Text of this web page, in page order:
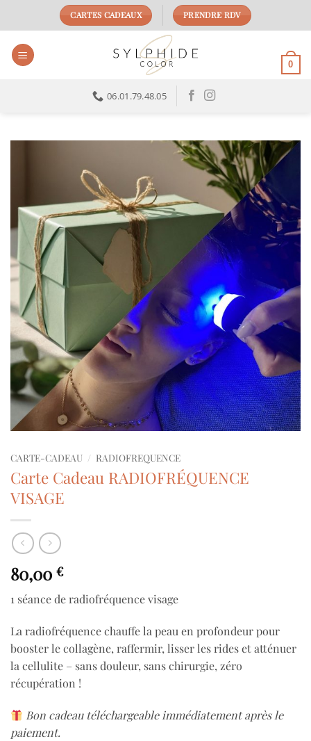
contenu
CARTES CADEAUX PRENDRE RDV
0
06.01.79.48.05
CARTE-CADEAU / RADIOFREQUENCE
Carte Cadeau RADIOFRÉQUENCE
VISAGE
80,00 €
1 séance de radiofréquence visage
La radiofréquence chauffe la peau en profondeur pour
booster le collagène, raffermir, lisser les rides et atténuer
la cellulite – sans douleur, sans chirurgie, zéro
récupération !
Bon cadeau téléchargeable immédiatement après le
paiement.